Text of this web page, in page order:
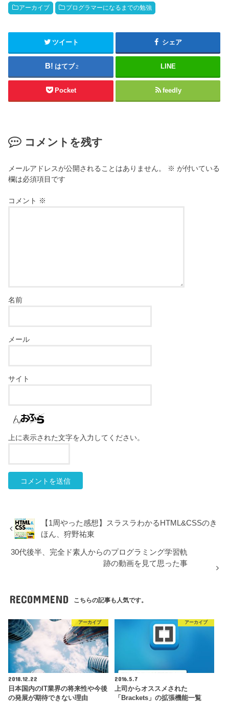
アーカイブ プログラマーになるまでの勉強
ツイート シェア
はてブ 2 LINE
Pocket feedly
コメントを残す
メールアドレスが公開されることはありません。 ※ が付いている
欄は必須項目です
コメント ※
名前
メール
サイト
上に表示された文字を入力してください。
【1周やった感想】スラスラわかるHTML&CSSのき
ほん、狩野祐東
30代後半、完全ド素人からのプログラミング学習軌
跡の動画を見て思った事
RECOMMEND こちらの記事も人気です。
アーカイブ
2018.12.22
日本国内のIT業界の将来性や今後
の発展が期待できない理由
アーカイブ
2016.5.7
上司からオススメされた
「Brackets」の拡張機能一覧